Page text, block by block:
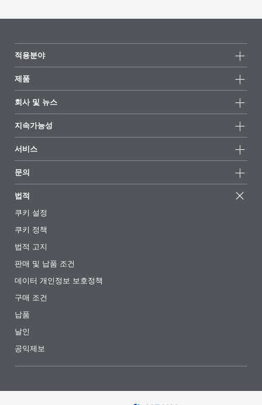
적용분야
제품
모든제품
하이라이트
회사 및 뉴스
뉴스
언론 및 미디어
소재지 및 판매점
전시회 및 이벤트
지속가능성
지속가능한 제품
성공 사례
EcoVadis
인증서
서비스
추천 배합
기사
전자책
규제 현황
첨가제 안내 앱
동영상
다운로드
문의
법적
쿠키 설정
쿠키 정책
법적 고지
판매 및 납품 조건
데이터 개인정보 보호정책
구매 조건
납품
날인
공익제보